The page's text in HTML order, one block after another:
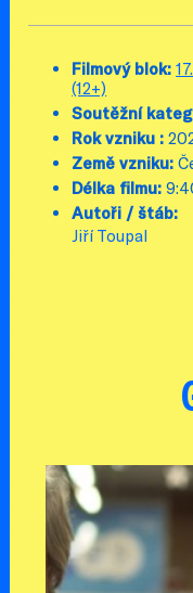
Filmový blok:
(12+)
Soutěžní
Rok vzniku :
Země vzniku:
Délka filmu:
Autoři / štáb:
Jiří Toupal